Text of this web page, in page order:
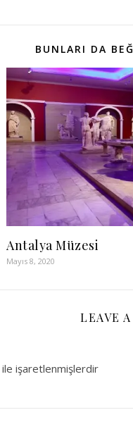
BUNLARI DA
Antalya Müzesi
Mayıs 8, 2020
LEAVE
ile işaretlenmişlerdir